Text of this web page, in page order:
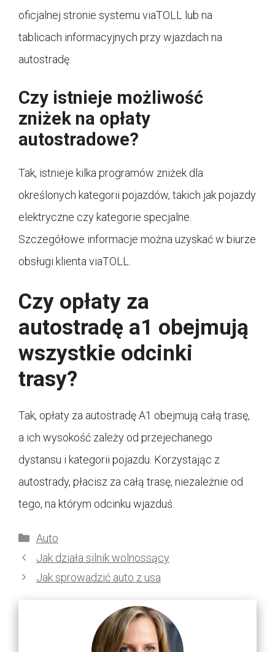
oficjalnej stronie systemu viaTOLL lub na
tablicach informacyjnych przy wjazdach na
autostradę.
Czy istnieje możliwość
zniżek na opłaty
autostradowe?
Tak, istnieje kilka programów zniżek dla
określonych kategorii pojazdów, takich jak pojazdy
elektryczne czy kategorie specjalne.
Szczegółowe informacje można uzyskać w biurze
obsługi klienta viaTOLL.
Czy opłaty za
autostradę a1 obejmują
wszystkie odcinki
trasy?
Tak, opłaty za autostradę A1 obejmują całą trasę,
a ich wysokość zależy od przejechanego
dystansu i kategorii pojazdu. Korzystając z
autostrady, płacisz za całą trasę, niezależnie od
tego, na którym odcinku wjazduś.
Kategorie
Auto
Jak działa silnik wolnossący
Jak sprowadzić auto z usa